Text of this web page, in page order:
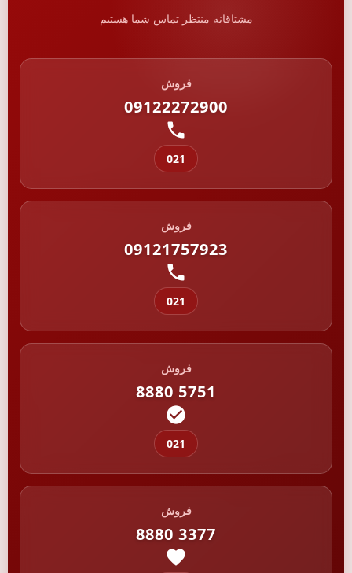
مشتاقانه منتظر تماس شما هستیم
فروش
09122272900
021
فروش
09121757923
021
فروش
8880 5751
021
فروش
8880 3377